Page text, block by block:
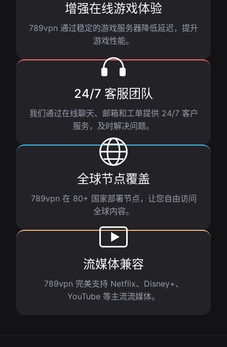
增强在线游戏体验
789vpn 通过稳定的游戏服务器降低延迟，提升
游戏性能。
24/7 客服团队
我们通过在线聊天、邮箱和工单提供 24/7 客户
服务，及时解决问题。
全球节点覆盖
789vpn 在 80+ 国家部署节点，让您自由访问
全球内容。
流媒体兼容
789vpn 完美支持 Netflix、Disney+、
YouTube 等主流流媒体。